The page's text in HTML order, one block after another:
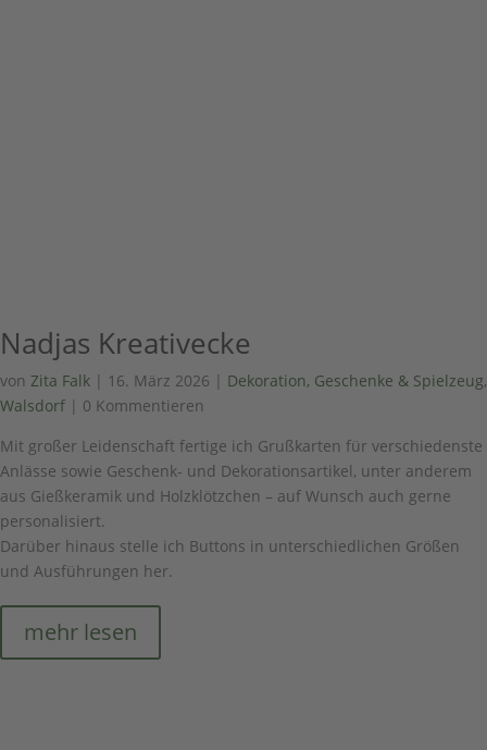
Nadjas Kreativecke
von Zita Falk | 16. März 2026 | Dekoration, Geschenke & Spielzeug,
Walsdorf | 0 Kommentieren
Mit großer Leidenschaft fertige ich Grußkarten für verschiedenste
Anlässe sowie Geschenk- und Dekorationsartikel, unter anderem
aus Gießkeramik und Holzklötzchen – auf Wunsch auch gerne
personalisiert.
Darüber hinaus stelle ich Buttons in unterschiedlichen Größen
und Ausführungen her.
mehr lesen